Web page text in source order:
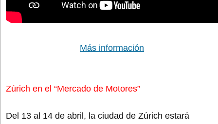
Más información
Zúrich en el “Mercado de Motores”
Del 13 al 14 de abril, la ciudad de Zúrich estará